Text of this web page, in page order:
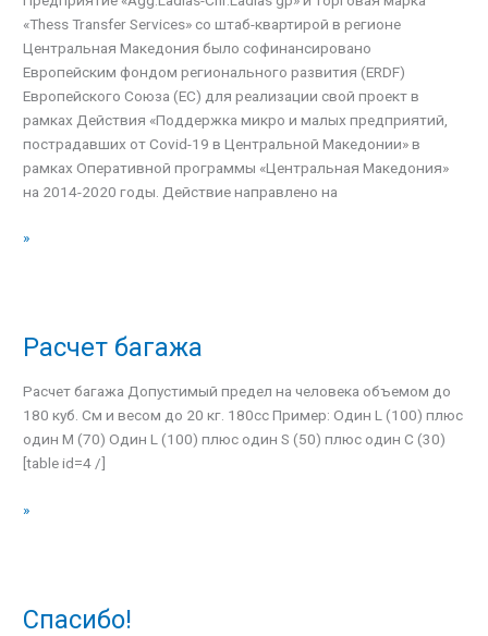
«Thess Transfer Services» со штаб-квартирой в регионе
Центральная Македония было софинансировано
Европейским фондом регионального развития (ERDF)
Европейского Союза (ЕС) для реализации свой проект в
рамках Действия «Поддержка микро и малых предприятий,
пострадавших от Covid-19 в Центральной Македонии» в
рамках Оперативной программы «Центральная Македония»
на 2014-2020 годы. Действие направлено на
COVID-
19,
в
центральной
Македонии
»
Расчет багажа
Расчет багажа Допустимый предел на человека объемом до
180 куб. См и весом до 20 кг. 180cc Пример: Один L (100) плюс
один M (70) Один L (100) плюс один S (50) плюс один C (30)
[table id=4 /]
Расчет
»
Спасибо!
Спасибо!